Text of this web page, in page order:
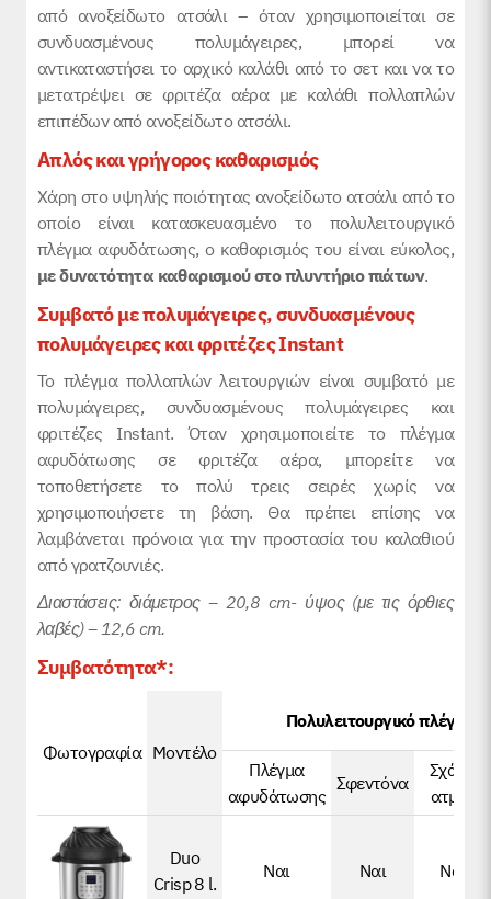
από ανοξείδωτο ατσάλι – όταν χρησιμοποιείται σε
συνδυασμένους πολυμάγειρες, μπορεί να
αντικαταστήσει το αρχικό καλάθι από το σετ και να το
μετατρέψει σε φριτέζα αέρα με καλάθι πολλαπλών
επιπέδων από ανοξείδωτο ατσάλι.
Απλός και γρήγορος καθαρισμός
Χάρη στο υψηλής ποιότητας ανοξείδωτο ατσάλι από το
οποίο είναι κατασκευασμένο το πολυλειτουργικό
πλέγμα αφυδάτωσης, ο καθαρισμός του είναι εύκολος,
με δυνατότητα καθαρισμού στο πλυντήριο πιάτων.
Συμβατό με πολυμάγειρες, συνδυασμένους
πολυμάγειρες και φριτέζες Instant
Το πλέγμα πολλαπλών λειτουργιών είναι συμβατό με
πολυμάγειρες, συνδυασμένους πολυμάγειρες και
φριτέζες Instant. Όταν χρησιμοποιείτε το πλέγμα
αφυδάτωσης σε φριτέζα αέρα, μπορείτε να
τοποθετήσετε το πολύ τρεις σειρές χωρίς να
χρησιμοποιήσετε τη βάση. Θα πρέπει επίσης να
λαμβάνεται πρόνοια για την προστασία του καλαθιού
από γρατζουνιές.
Διαστάσεις: διάμετρος – 20,8 cm- ύψος (με τις όρθιες
λαβές) – 12,6 cm.
Συμβατότητα*:
Φωτογραφία Μοντέλο
Πολυλειτουργικό πλέγμα
Πλέγμα
αφυδάτωσης
Σφεντόνα
Σχάρα
ατμού
Duo
Crisp 8 l.
Ναι Ναι Ναι